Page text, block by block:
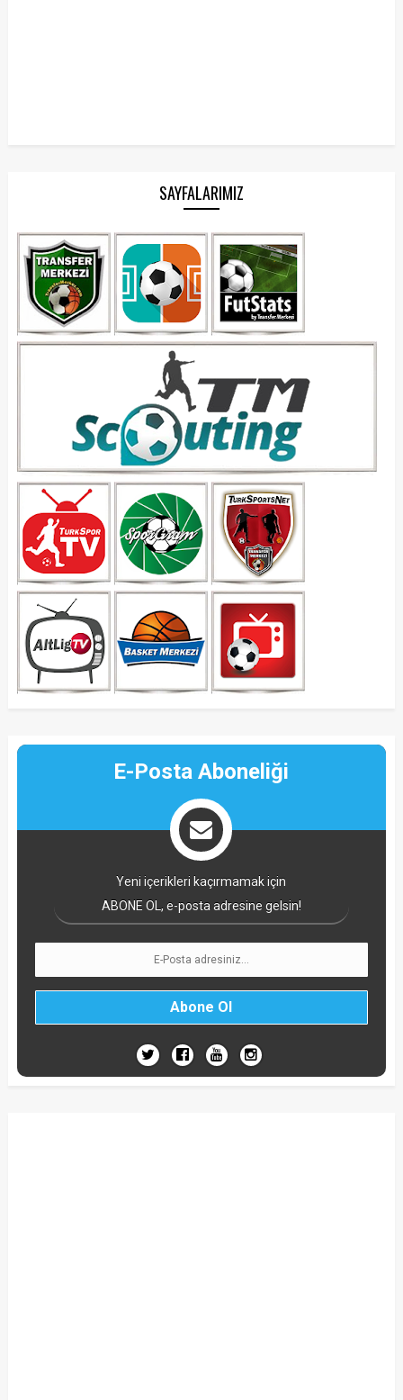
SAYFALARIMIZ
E-Posta Aboneliği
Yeni içerikleri kaçırmamak için
ABONE OL, e-posta adresine gelsin!